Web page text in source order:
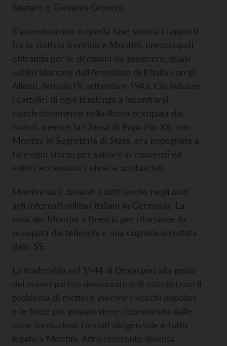
Spataro e Giovanni Gronchi.
S'accentuarono in quella fase storica i rapporti
fra lo statista trentino e Montini, preoccupati
entrambi per le decisioni da assumere, quasi
subito bloccate dall'Armistizio dell'Italia con gli
Alleati, firmato l'8 settembre 1943. Ciò indusse
i cattolici di ogni tendenza a incontrarsi
clandestinamente nella Roma occupata dai
nazisti, mentre la Chiesa di Papa Pio XII, con
Montini in Segreteria di Stato, era impegnata a
fare ogni sforzo per salvare in conventi ed
edifici ecclesiastici ebrei e antifascisti.
Montini sarà davanti a tutti anche negli aiuti
agli Internati militari italiani in Germania. La
casa dei Montini a Brescia per ritorsione fu
occupata dai tedeschi e una cognata arrestata
dalle SS.
La leadership nel 1944 di Degasperi alla guida
del nuovo partito democratico di cattolici con il
problema di mettere insieme i vecchi popolari
e le forze più giovani viene riconosciuta dalle
varie formazioni. Lo staff dirigenziale è tutto
legato a Montini. Altro referente diventa